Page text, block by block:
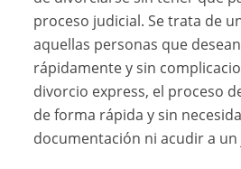
proceso judicial. Se trata de
aquellas personas que
rápidamente y sin
divorcio express, el proceso
de forma rápida y sin
documentación ni acudir a un